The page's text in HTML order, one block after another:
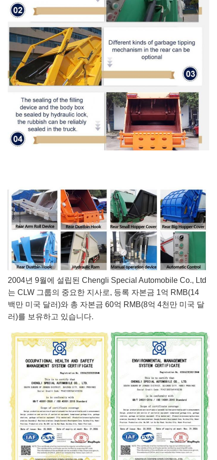
2004년 9월에 설립된 Chengli Special Automobile Co., Ltd
는 CLW 그룹의 중요한 지사로, 등록 자본금 1억 RMB(14
백만 미국 달러)와 총 자본금 60억 RMB(8억 4천만 미국 달
러)를 보유하고 있습니다.